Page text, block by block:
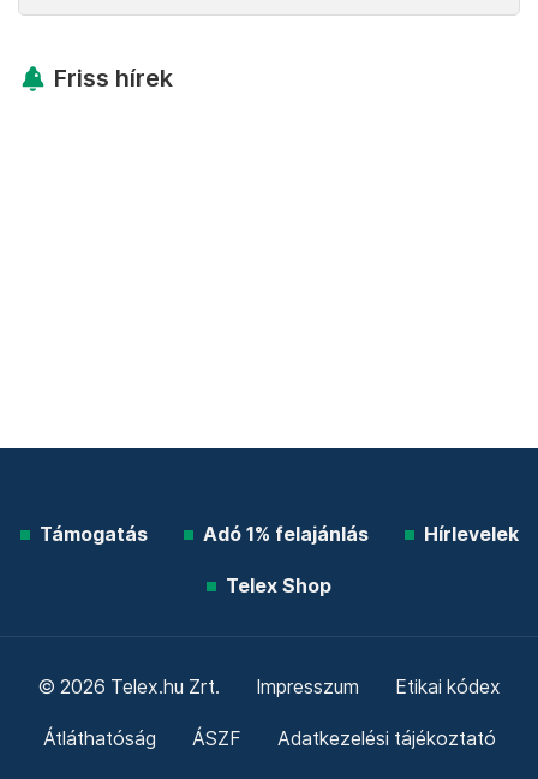
Friss hírek
Támogatás Adó 1% felajánlás Hírlevelek
Telex Shop
© 2026 Telex.hu Zrt. Impresszum Etikai kódex
Átláthatóság ÁSZF Adatkezelési tájékoztató